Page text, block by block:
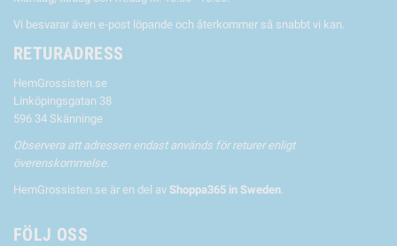
Vi besvarar även e-post löpande och återkommer så snabbt vi kan.
RETURADRESS
HemGrossisten.se
Linköpingsgatan 38
596 34 Skänninge
Observera att adressen endast används för returer enligt
överenskommelse.
HemGrossisten.se är en del av Shoppa365 in Sweden.
FÖLJ OSS